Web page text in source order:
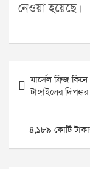
নেওয়া হয়েছে।
navigation
মার্সেল ফ্রিজ
টাঙ্গাইলের দিপঙ্কর
৪,১৮৯ কোটি